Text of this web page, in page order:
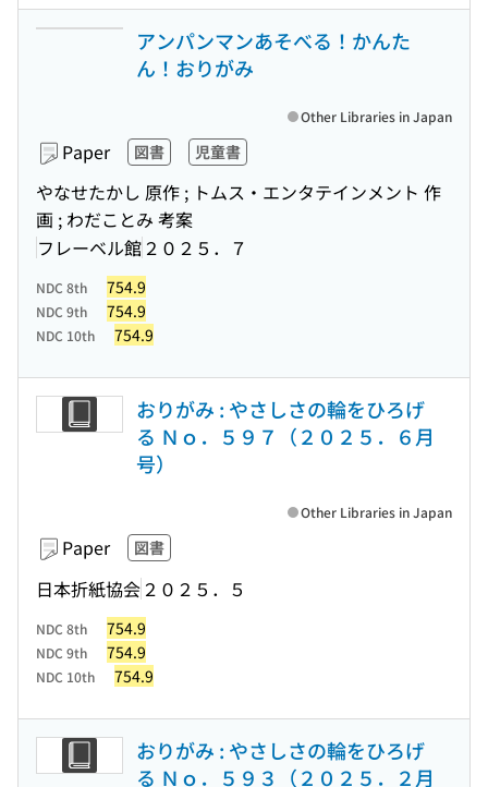
アンパンマンあそべる！かんた
ん！おりがみ
Paper 図書 児童書
やなせたかし 原作 ; トムス・エンタテインメント 作
画 ; わだことみ 考案
フレーベル館 ２０２５．７
Other Libraries in Japan
NDC 8th 754.9
NDC 9th 754.9
NDC 10th 754.9
おりがみ : やさしさの輪をひろげ
る Ｎｏ．５９７（２０２５．６月
号）
Paper 図書
日本折紙協会 ２０２５．５
Other Libraries in Japan
NDC 8th 754.9
NDC 9th 754.9
NDC 10th 754.9
おりがみ : やさしさの輪をひろげ
る Ｎｏ．５９３（２０２５．２月